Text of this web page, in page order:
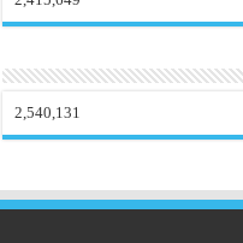
2,540,131